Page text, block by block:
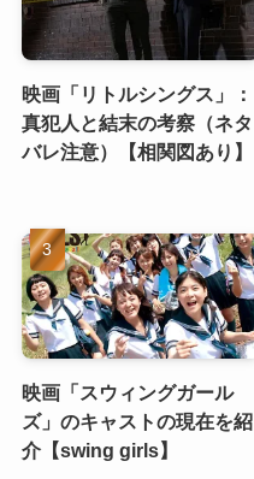
映画「リトルシングス」：
真犯人と結末の考察（ネタ
バレ注意）【相関図あり】
映画「スウィングガール
ズ」のキャストの現在を紹
介【swing girls】